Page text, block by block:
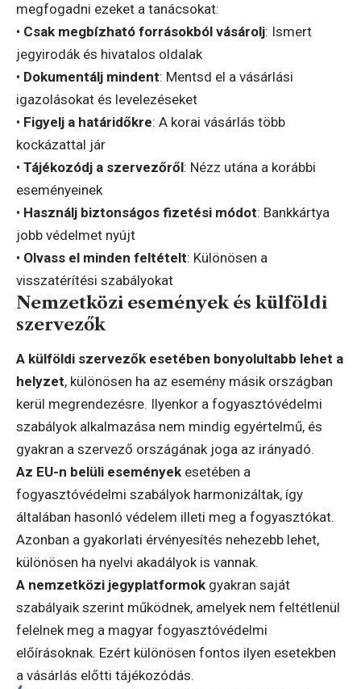
megfogadni ezeket a tanácsokat:
• Csak megbízható forrásokból vásárolj: Ismert
jegyirodák és hivatalos oldalak
• Dokumentálj mindent: Mentsd el a vásárlási
igazolásokat és levelezéseket
• Figyelj a határidőkre: A korai vásárlás több
kockázattal jár
• Tájékozódj a szervezőről: Nézz utána a korábbi
eseményeinek
• Használj biztonságos fizetési módot: Bankkártya
jobb védelmet nyújt
• Olvass el minden feltételt: Különösen a
visszatérítési szabályokat
Nemzetközi események és külföldi
szervezők
A külföldi szervezők esetében bonyolultabb lehet a
helyzet, különösen ha az esemény másik országban
kerül megrendezésre. Ilyenkor a fogyasztóvédelmi
szabályok alkalmazása nem mindig egyértelmű, és
gyakran a szervező országának joga az irányadó.
Az EU-n belüli események esetében a
fogyasztóvédelmi szabályok harmonizáltak, így
általában hasonló védelem illeti meg a fogyasztókat.
Azonban a gyakorlati érvényesítés nehezebb lehet,
különösen ha nyelvi akadályok is vannak.
A nemzetközi jegyplatformok gyakran saját
szabályaik szerint működnek, amelyek nem feltétlenül
felelnek meg a magyar fogyasztóvédelmi
előírásoknak. Ezért különösen fontos ilyen esetekben
a vásárlás előtti tájékozódás.